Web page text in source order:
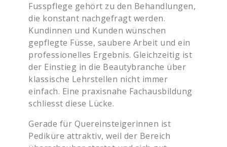
Fusspflege gehört zu den Behandlungen,
die konstant nachgefragt werden.
Kundinnen und Kunden wünschen
gepflegte Füsse, saubere Arbeit und ein
professionelles Ergebnis. Gleichzeitig ist
der Einstieg in die Beautybranche über
klassische Lehrstellen nicht immer
einfach. Eine praxisnahe Fachausbildung
schliesst diese Lücke.
Gerade für Quereinsteigerinnen ist
Pediküre attraktiv, weil der Bereich